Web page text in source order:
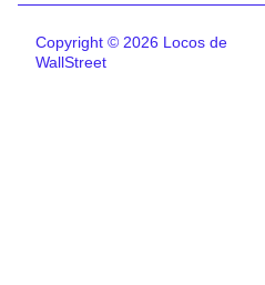
Copyright © 2026 Locos de
WallStreet